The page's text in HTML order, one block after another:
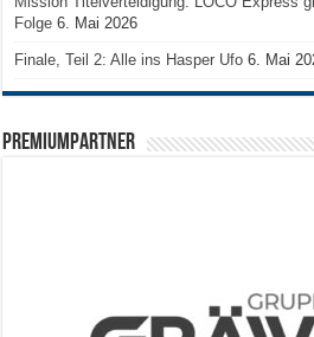
Folge 6. Mai 2026
Finale, Teil 2: Alle ins Hasper Ufo 6. Mai
PREMIUMPARTNER